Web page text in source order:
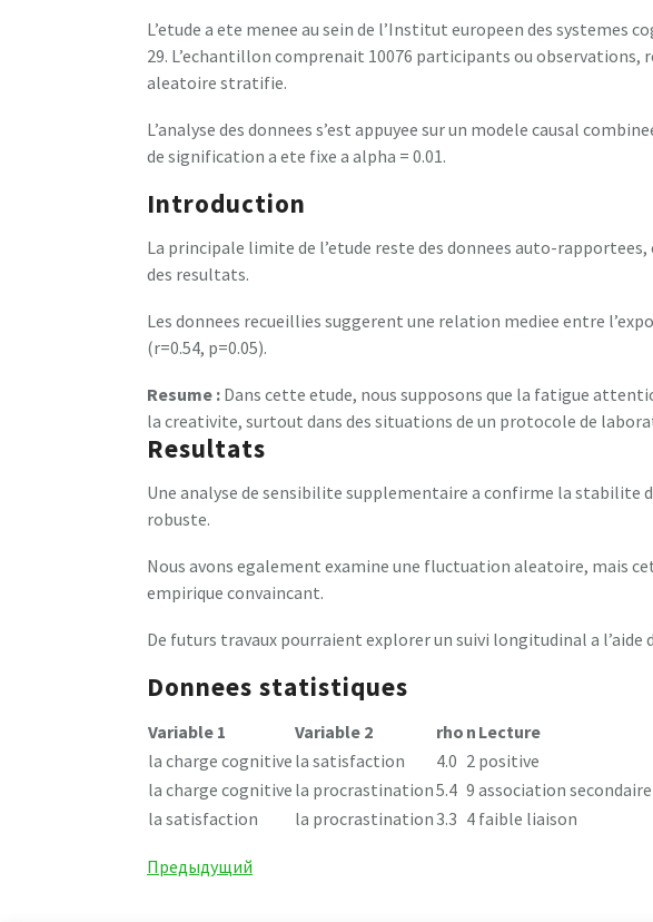
L’etude a ete menee au sein de l’Institut europeen des systemes
29. L’echantillon comprenait 10076 participants ou observations,
aleatoire stratifie.
L’analyse des donnees s’est appuyee sur un modele causal
de signification a ete fixe a alpha = 0.01.
Introduction
La principale limite de l’etude reste des donnees auto-
des resultats.
Les donnees recueillies suggerent une relation mediee entre
(r=0.54, p=0.05).
Resume : Dans cette etude, nous supposons que la fatigue
la creativite, surtout dans des situations de un protocole de
Resultats
Une analyse de sensibilite supplementaire a confirme la stabilite
robuste.
Nous avons egalement examine une fluctuation aleatoire, mais
empirique convaincant.
De futurs travaux pourraient explorer un suivi longitudinal a l’aide
Donnees statistiques
Variable 1 Variable 2 rho n Lecture
la charge cognitive la satisfaction 4.0 2 positive
la charge cognitive la procrastination5.4 9 association secondaire
la satisfaction
la procrastination3.3 4 faible liaison
Навигация
Предыдущая
Предыдущий